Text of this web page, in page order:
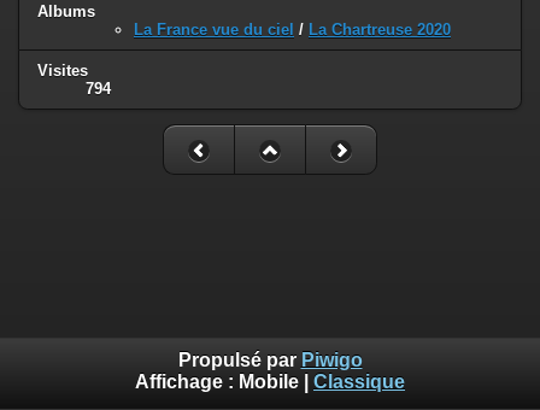
Albums
La France vue du ciel / La Chartreuse 2020
Visites
794
Propulsé par Piwigo
Affichage : Mobile Classique